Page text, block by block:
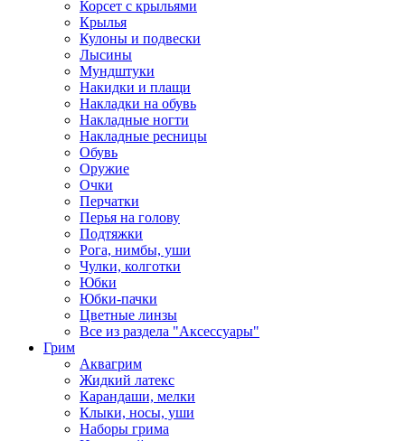
Корсет с крыльями
Крылья
Кулоны и подвески
Лысины
Мундштуки
Накидки и плащи
Накладки на обувь
Накладные ногти
Накладные ресницы
Обувь
Оружие
Очки
Перчатки
Перья на голову
Подтяжки
Рога, нимбы, уши
Чулки, колготки
Юбки
Юбки-пачки
Цветные линзы
Все из раздела "Аксессуары"
Грим
Аквагрим
Жидкий латекс
Карандаши, мелки
Клыки, носы, уши
Наборы грима